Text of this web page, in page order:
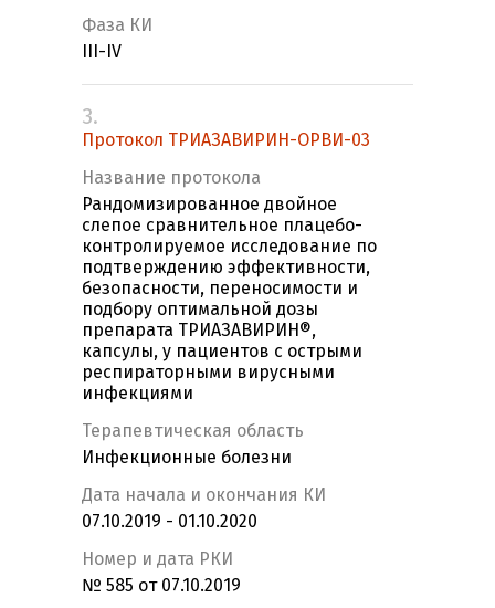
Фаза КИ
III-IV
3.
Протокол ТРИАЗАВИРИН-ОРВИ-03
Название протокола
Рандомизированное двойное
слепое сравнительное плацебо-
контролируемое исследование по
подтверждению эффективности,
безопасности, переносимости и
подбору оптимальной дозы
препарата ТРИАЗАВИРИН®,
капсулы, у пациентов с острыми
респираторными вирусными
инфекциями
Терапевтическая область
Инфекционные болезни
Дата начала и окончания КИ
07.10.2019 - 01.10.2020
Номер и дата РКИ
№ 585 от 07.10.2019